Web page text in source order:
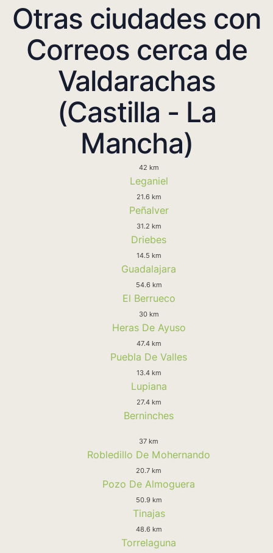
Otras ciudades con
Correos cerca de
Valdarachas
(Castilla - La
Mancha)
42 km
Leganiel
21.6 km
Peñalver
31.2 km
Driebes
14.5 km
Guadalajara
54.6 km
El Berrueco
30 km
Heras De Ayuso
47.4 km
Puebla De Valles
13.4 km
Lupiana
27.4 km
Berninches
37 km
Robledillo De Mohernando
20.7 km
Pozo De Almoguera
50.9 km
Tinajas
48.6 km
Torrelaguna